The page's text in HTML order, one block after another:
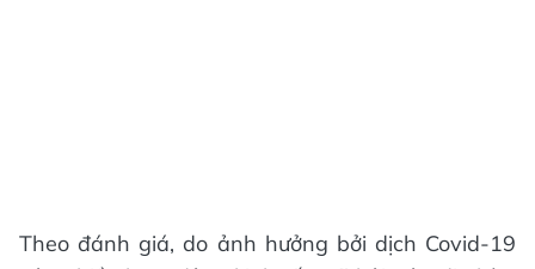
Theo đánh giá, do ảnh hưởng bởi dịch Covid-19